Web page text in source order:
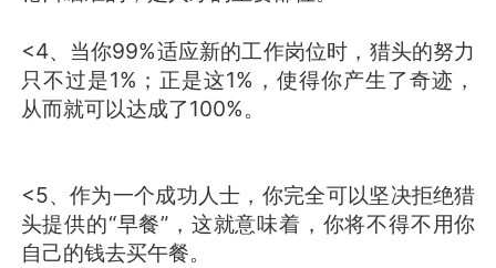
<4、当你99%适应新的工作岗位时，猎头的努力
只不过是1%；正是这1%，使得你产生了奇迹，
从而就可以达成了100%。
<5、作为一个成功人士，你完全可以坚决拒绝猎
头提供的“早餐”，这就意味着，你将不得不用你
自己的钱去买午餐。